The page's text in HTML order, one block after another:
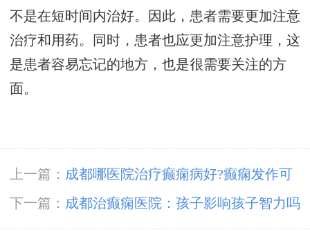
不是在短时间内治好。因此，患者需要更加注意
治疗和用药。同时，患者也应更加注意护理，这
是患者容易忘记的地方，也是很需要关注的方
面。
上一篇： 成都哪医院治疗癫痫病好?癫痫发作可
以预防
下一篇： 成都治癫痫医院：孩子影响孩子智力吗